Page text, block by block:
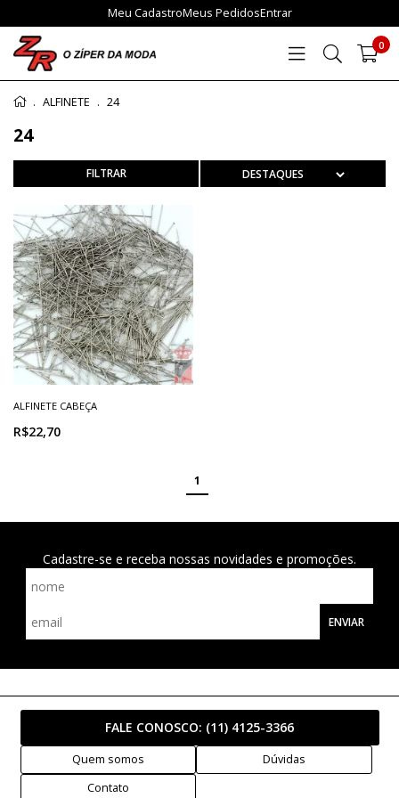
Meu CadastroMeus PedidosEntrar
0
ALFINETE 24
24
ALFINETE CABEÇA
R$22,70
1
Cadastre-se e receba nossas novidades e promoções.
ENVIAR
FALE CONOSCO: (11) 4125-3366
Quem somos
Dúvidas
Contato